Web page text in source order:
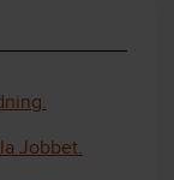
Jobbet.